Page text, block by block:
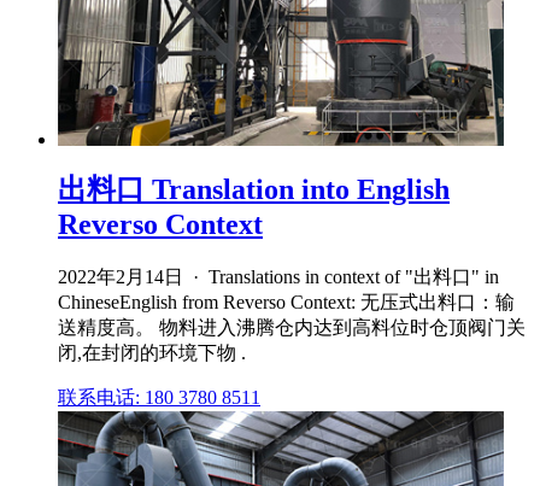
出料口 Translation into English
Reverso Context
2022年2月14日 · Translations in context of "出料口" in
ChineseEnglish from Reverso Context: 无压式出料口：输
送精度高。 物料进入沸腾仓内达到高料位时仓顶阀门关
闭,在封闭的环境下物 .
联系电话: 180 3780 8511